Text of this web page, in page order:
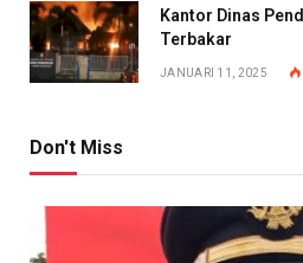
Kantor Dinas
Terbakar
JANUARI 11, 2025
Don't Miss